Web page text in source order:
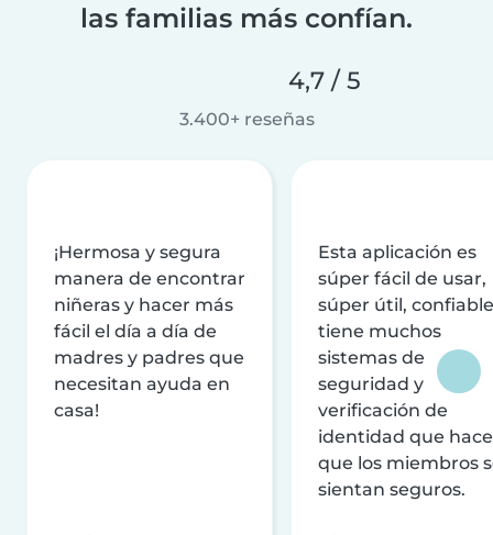
las familias más confían.
4,7 / 5
3.400+ reseñas
¡Hermosa y segura
manera de encontrar
niñeras y hacer más
fácil el día a día de
madres y padres que
necesitan ayuda en
casa!
Esta aplicación es
súper fácil de usar,
súper útil,
tiene muchos
sistemas de
seguridad y
verificación de
identidad que
que los miembros
sientan seguros.